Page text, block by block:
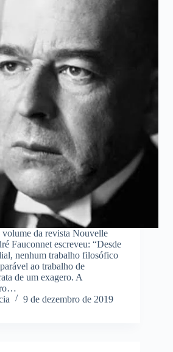
volume da revista Nouvelle
Fauconnet escreveu: “Desde
nenhum trabalho filosófico
ao trabalho de
de um exagero. A
9 de dezembro de 2019